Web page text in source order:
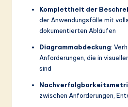
Komplettheit der
der Anwendungsfälle mit
dokumentierten Abläufen
Diagrammabdeckung:
Anforderungen, die in
sind
zwischen Anforderungen,